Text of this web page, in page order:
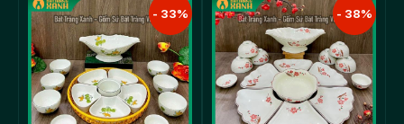
- 33% - 38%